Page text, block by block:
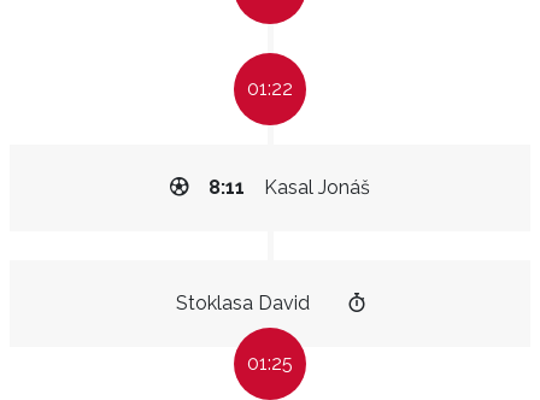
01:22
Kasal Jonáš
8:11
Stoklasa David
01:25